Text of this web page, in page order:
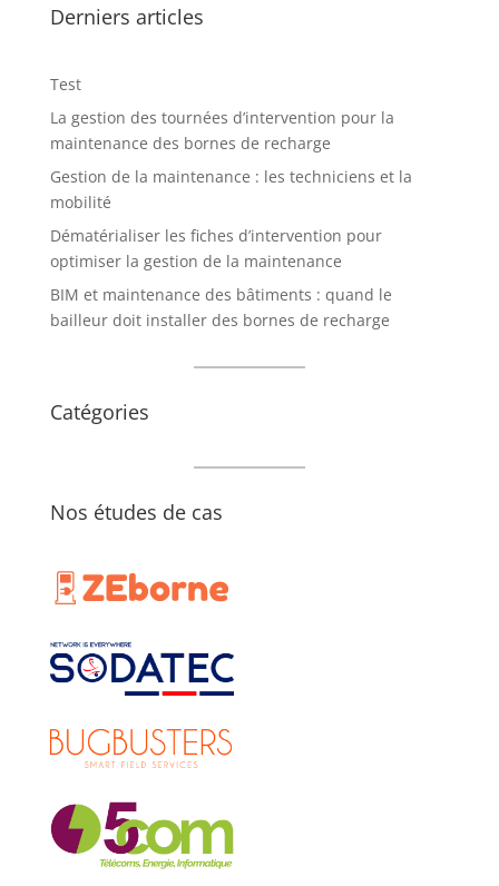
Derniers articles
Test
La gestion des tournées d’intervention pour la
maintenance des bornes de recharge
Gestion de la maintenance : les techniciens et la
mobilité
Dématérialiser les fiches d’intervention pour
optimiser la gestion de la maintenance
BIM et maintenance des bâtiments : quand le
bailleur doit installer des bornes de recharge
Catégories
Nos études de cas